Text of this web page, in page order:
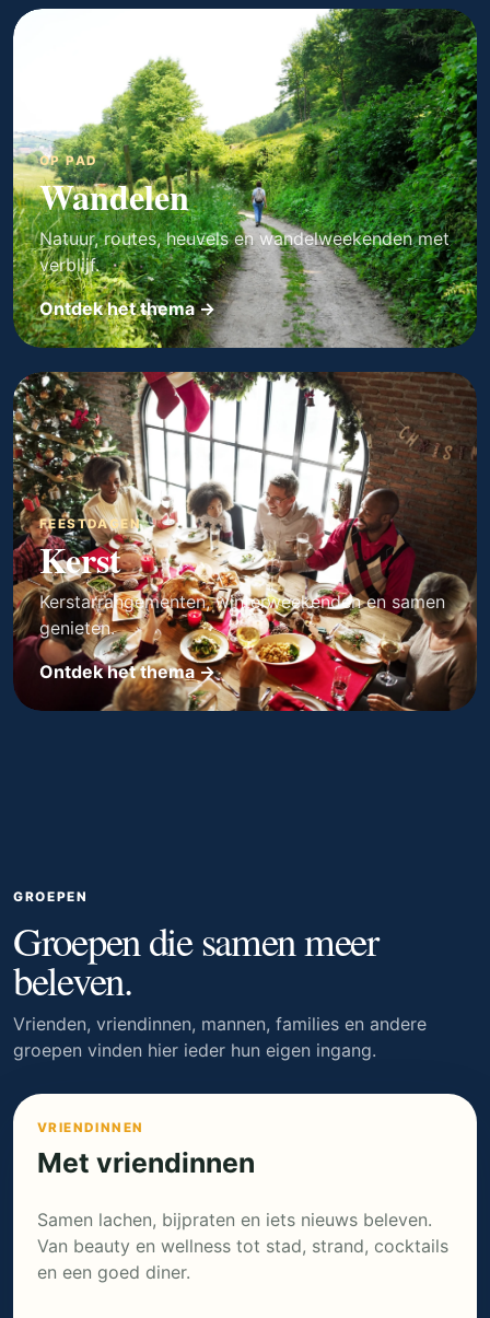
OP PAD
Wandelen
Natuur, routes, heuvels en wandelweekenden met
verblijf.
Ontdek het thema →
FEESTDAGEN
Kerst
Kerstarrangementen, winterweekenden en samen
genieten.
Ontdek het thema →
GROEPEN
Groepen die samen meer
beleven.
Vrienden, vriendinnen, mannen, families en andere
groepen vinden hier ieder hun eigen ingang.
VRIENDINNEN
Met vriendinnen
Samen lachen, bijpraten en iets nieuws beleven.
Van beauty en wellness tot stad, strand, cocktails
en een goed diner.